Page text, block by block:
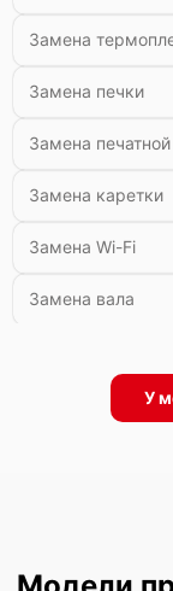
Замена
Замена печки
Замена
Замена каретки
Замена Wi-Fi
Замена вала
У